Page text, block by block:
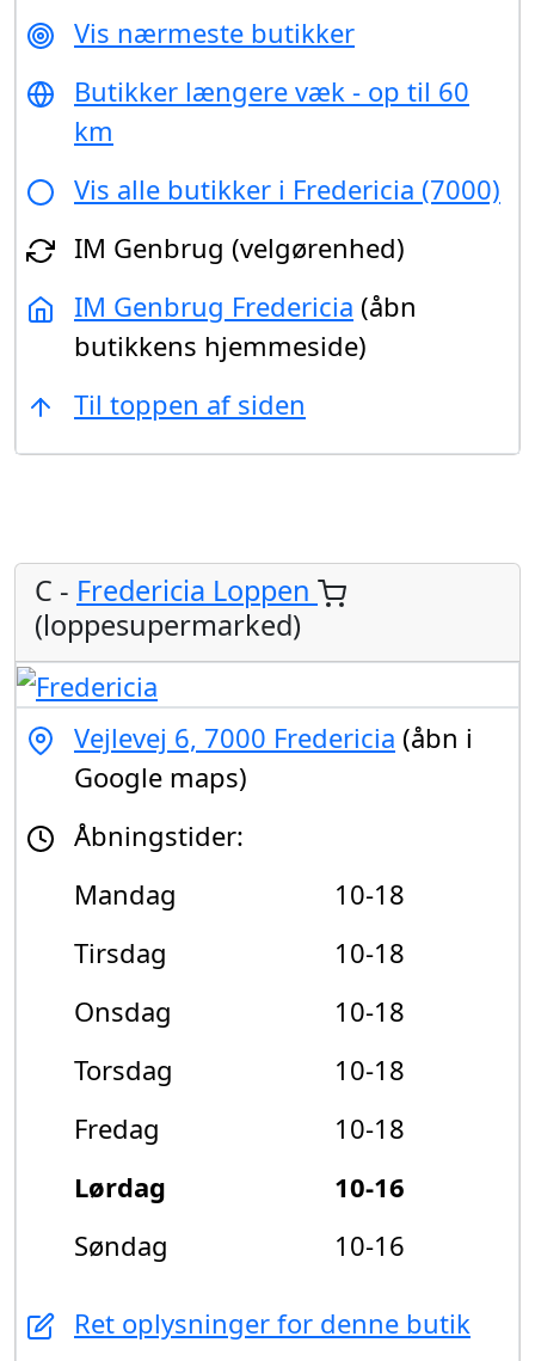
Vis nærmeste butikker
Butikker længere væk - op til 60
km
Vis alle butikker i Fredericia (7000)
IM Genbrug (velgørenhed)
IM Genbrug Fredericia (åbn
butikkens hjemmeside)
Til toppen af siden
C - Fredericia Loppen
(loppesupermarked)
Vejlevej 6, 7000 Fredericia (åbn i
Google maps)
Åbningstider:
Mandag
10-18
Tirsdag
10-18
Onsdag
10-18
Torsdag
10-18
Fredag
10-18
Lørdag
10-16
Søndag
10-16
Ret oplysninger for denne butik